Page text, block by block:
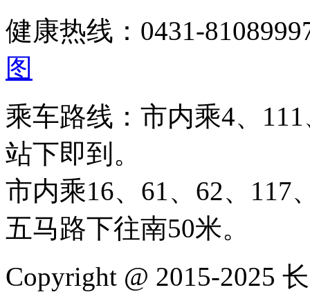
健康热线：0431-
图
乘车路线：市内乘4、
站下即到。
市内乘16、61、62、117
五马路下往南50米。
Copyright @ 2015-2025